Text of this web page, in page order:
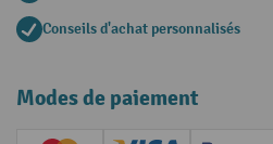
Conseils d'achat personnalisés
Modes de paiement